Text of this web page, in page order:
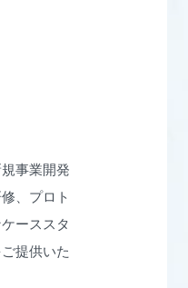
事業開発
、プロト
ーススタ
提供いた